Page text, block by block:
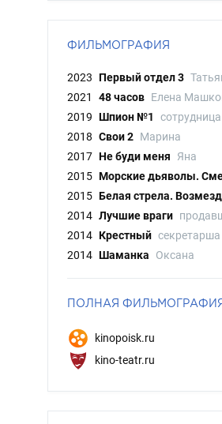
ФИЛЬМОГРАФИЯ
2023 Первый отдел 3
2021
48 часов Елена
2019 Шпион №1
2018 Свои 2 Марина
2017 Не буди меня
Яна
2015 Морские дьяволы.
2015 Белая стрела.
2014 Лучшие враги
2014 Крестный секретарша
2014 Шаманка Оксана
ПОЛНАЯ
kinopoisk.ru
kino-teatr.ru